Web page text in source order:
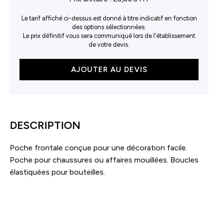
Le tarif affiché ci-dessus est donné à titre indicatif en fonction
des options sélectionnées.
Le prix définitif vous sera communiqué lors de l'établissement
de votre devis.
Team
AJOUTER AU DEVIS
DESCRIPTION
Poche frontale conçue pour une décoration facile.
Poche pour chaussures ou affaires mouillées. Boucles
élastiquées pour bouteilles.